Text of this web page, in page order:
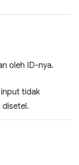
oleh ID-nya.
tidak